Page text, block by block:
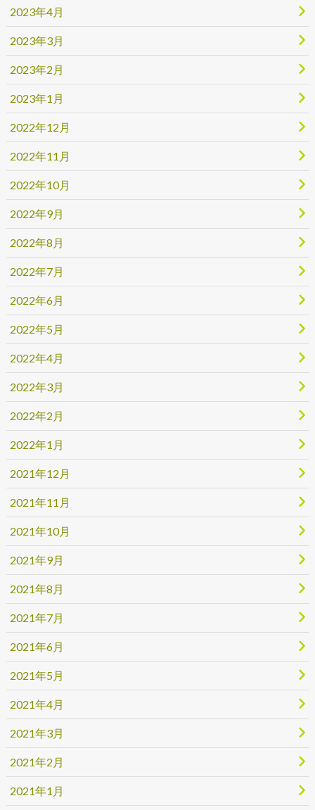
2023年4月
2023年3月
2023年2月
2023年1月
2022年12月
2022年11月
2022年10月
2022年9月
2022年8月
2022年7月
2022年6月
2022年5月
2022年4月
2022年3月
2022年2月
2022年1月
2021年12月
2021年11月
2021年10月
2021年9月
2021年8月
2021年7月
2021年6月
2021年5月
2021年4月
2021年3月
2021年2月
2021年1月